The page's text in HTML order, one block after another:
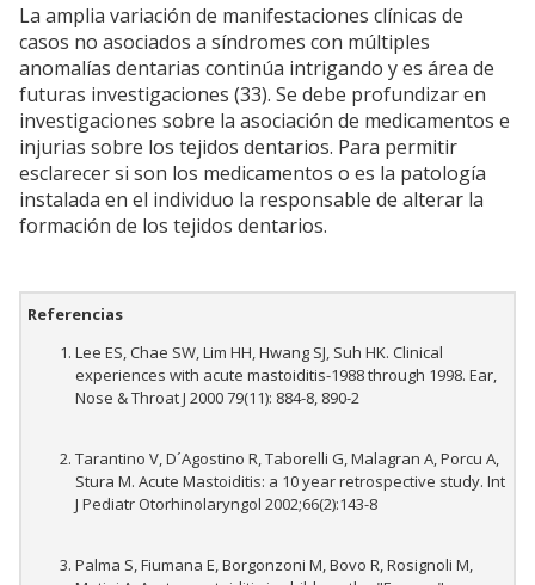
La amplia variación de manifestaciones clínicas de
casos no asociados a síndromes con múltiples
anomalías dentarias continúa intrigando y es área de
futuras investigaciones (33). Se debe profundizar en
investigaciones sobre la asociación de medicamentos e
injurias sobre los tejidos dentarios. Para permitir
esclarecer si son los medicamentos o es la patología
instalada en el individuo la responsable de alterar la
formación de los tejidos dentarios.
Referencias
Lee ES, Chae SW, Lim HH, Hwang SJ, Suh HK. Clinical
experiences with acute mastoiditis-1988 through 1998. Ear,
Nose & Throat J 2000 79(11): 884-8, 890-2
Tarantino V, D´Agostino R, Taborelli G, Malagran A, Porcu A,
Stura M. Acute Mastoiditis: a 10 year retrospective study. Int
J Pediatr Otorhinolaryngol 2002;66(2):143-8
Palma S, Fiumana E, Borgonzoni M, Bovo R, Rosignoli M,